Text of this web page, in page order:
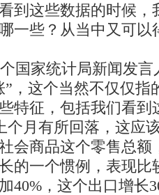
到这些数据的时候，
一些？从当中又可以
国家统计局新闻发言
”，这个当然不仅仅指
特征，包括我们看到
个月有所回落，这应
会商品这个零售总额
的一个惯例，表现比
40%，这个出口增长